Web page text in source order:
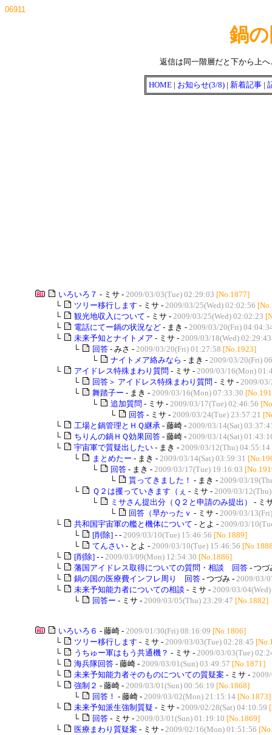
06911
鍋
返信は同一階層だと下から上
HOME| お知らせ(3/8)| 新着記事|
いろいろ７ - ミサ - 2009/03/03(Tue) 02:29:03 [No.1877]
└
ツリー移行します - ミサ - 2009/03/25(Wed) 02:02:56
└
観光地収入について - ミサ - 2009/03/25(Wed) 02:02:23
└
電話にてー鍋の状況など - まき - 2009/03/20(Fri)
└
未来予知とナイトメア - ミサ - 2009/03/18(Wed) 02:29:43
└
回答 - みさ - 2009/03/20(Fri) 01:27:58 [No.1923]
└
ナイトメア絡みなら - まき - 2009/03/20(Fri)
└
アイドレス特殊まわり質問 - ミサ - 2009/03/16(Mon)
└
回答＞ アイドレス特殊まわり質問 - ミサ - 2009/
└
舞踏子ー - まき - 2009/03/16(Mon) 07:33:30
└
追加質問 - ミサ - 2009/03/17(Tue) 02:46:56
└
回答 - ミサ - 2009/03/24(Tue) 23:57:21
└
工場と鍋管理とＨＱ継承 - 藤崎 - 2009/03/14(Sat)
└
ちりんの鍋ＨＱ効果回答 - 藤崎 - 2009/03/14(Sat)
└
宇宙軍で質疑出したい - まき - 2009/03/12(Thu) 04:55:14
└
まとめたー - まき - 2009/03/14(Sat) 03:59:31
└
回答 - まき - 2009/03/17(Tue) 19:16:03
└
貰ってきました！ - まき - 2009/03/
└
Ｑ２は攫っていきます（ぇ - ミサ - 2009/03/
└
ミサさん提出分（Ｑ２と申請のみ提出）
- ミ
└
回答（早かったｖ - ミサ - 2009/03/
└
共和国宇宙軍の艦と機体について - とよ - 2009/03/
└
[削除] - - 2009/03/10(Tue) 15:46:56 [No.1889]
└
てんさい - とよ - 2009/03/10(Tue) 15:46:56
└
[削除] - - 2009/03/09(Mon) 12:54:30 [No.1886]
└
藩国アイドレス取得についての質問・相談 回答 - つ
└
鍋の国の医療費インフレ周り 回答 - つづみ - 2009/03/
└
未来予知能力者についての相談 - ミサ - 2009/03/
└
回答ー - ミサ - 2009/03/05(Thu) 23:29:47 [No.1882]
いろいろ６ - 藤崎 - 2009/01/30(Fri) 08:16:09 [No.1806]
└
ツリー移行します - ミサ - 2009/03/03(Tue) 02:28:45
└
うちゅー軍はもう共通機？ - ミサ - 2009/03/03(Tue)
└
海兵隊回答 - 藤崎 - 2009/03/01(Sun) 03:49:57 [No.1871]
└
未来予知能力者そのものについての質疑案 - ミサ -
└
強制２ - 藤崎 - 2009/03/01(Sun) 00:56:19 [No.1868]
└
回答！ - 藤崎 - 2009/03/02(Mon) 21:15:14 [No.1873]
└
未来予知派生強制質疑 - ミサ - 2009/02/28(Sat) 04:10:59
└
回答 - ミサ - 2009/03/01(Sun) 01:19:10 [No.1869]
└
医療まわり質疑案 - ミサ - 2009/02/16(Mon) 01:51:56